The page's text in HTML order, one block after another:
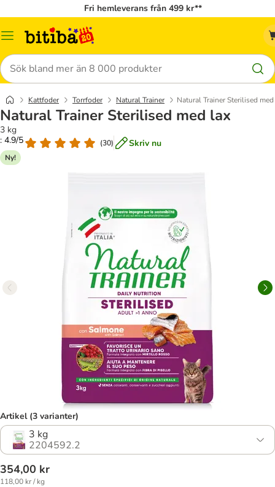
Fri hemleverans från 499 kr**
Meny
Sök
Kattfoder Torrfoder Natural Trainer Natural Trainer Sterilised
Natural Trainer Sterilised med lax
3 kg
: 4.9/5
(30) Skriv nu
Ny!
Artikel (3 varianter)
3 kg
2204592.2
354,00 kr
118,00 kr / kg